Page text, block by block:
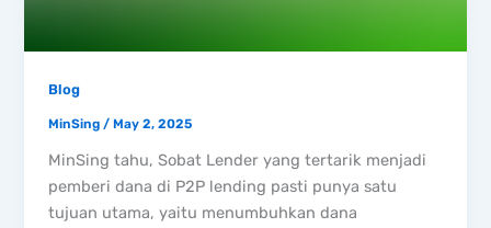
Blog
MinSing/May 2, 2025
MinSing tahu, Sobat Lender yang tertarik menjadi
pemberi dana di P2P lending pasti punya satu
tujuan utama, yaitu menumbuhkan dana